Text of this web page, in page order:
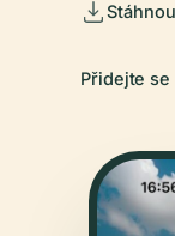
Přidejte